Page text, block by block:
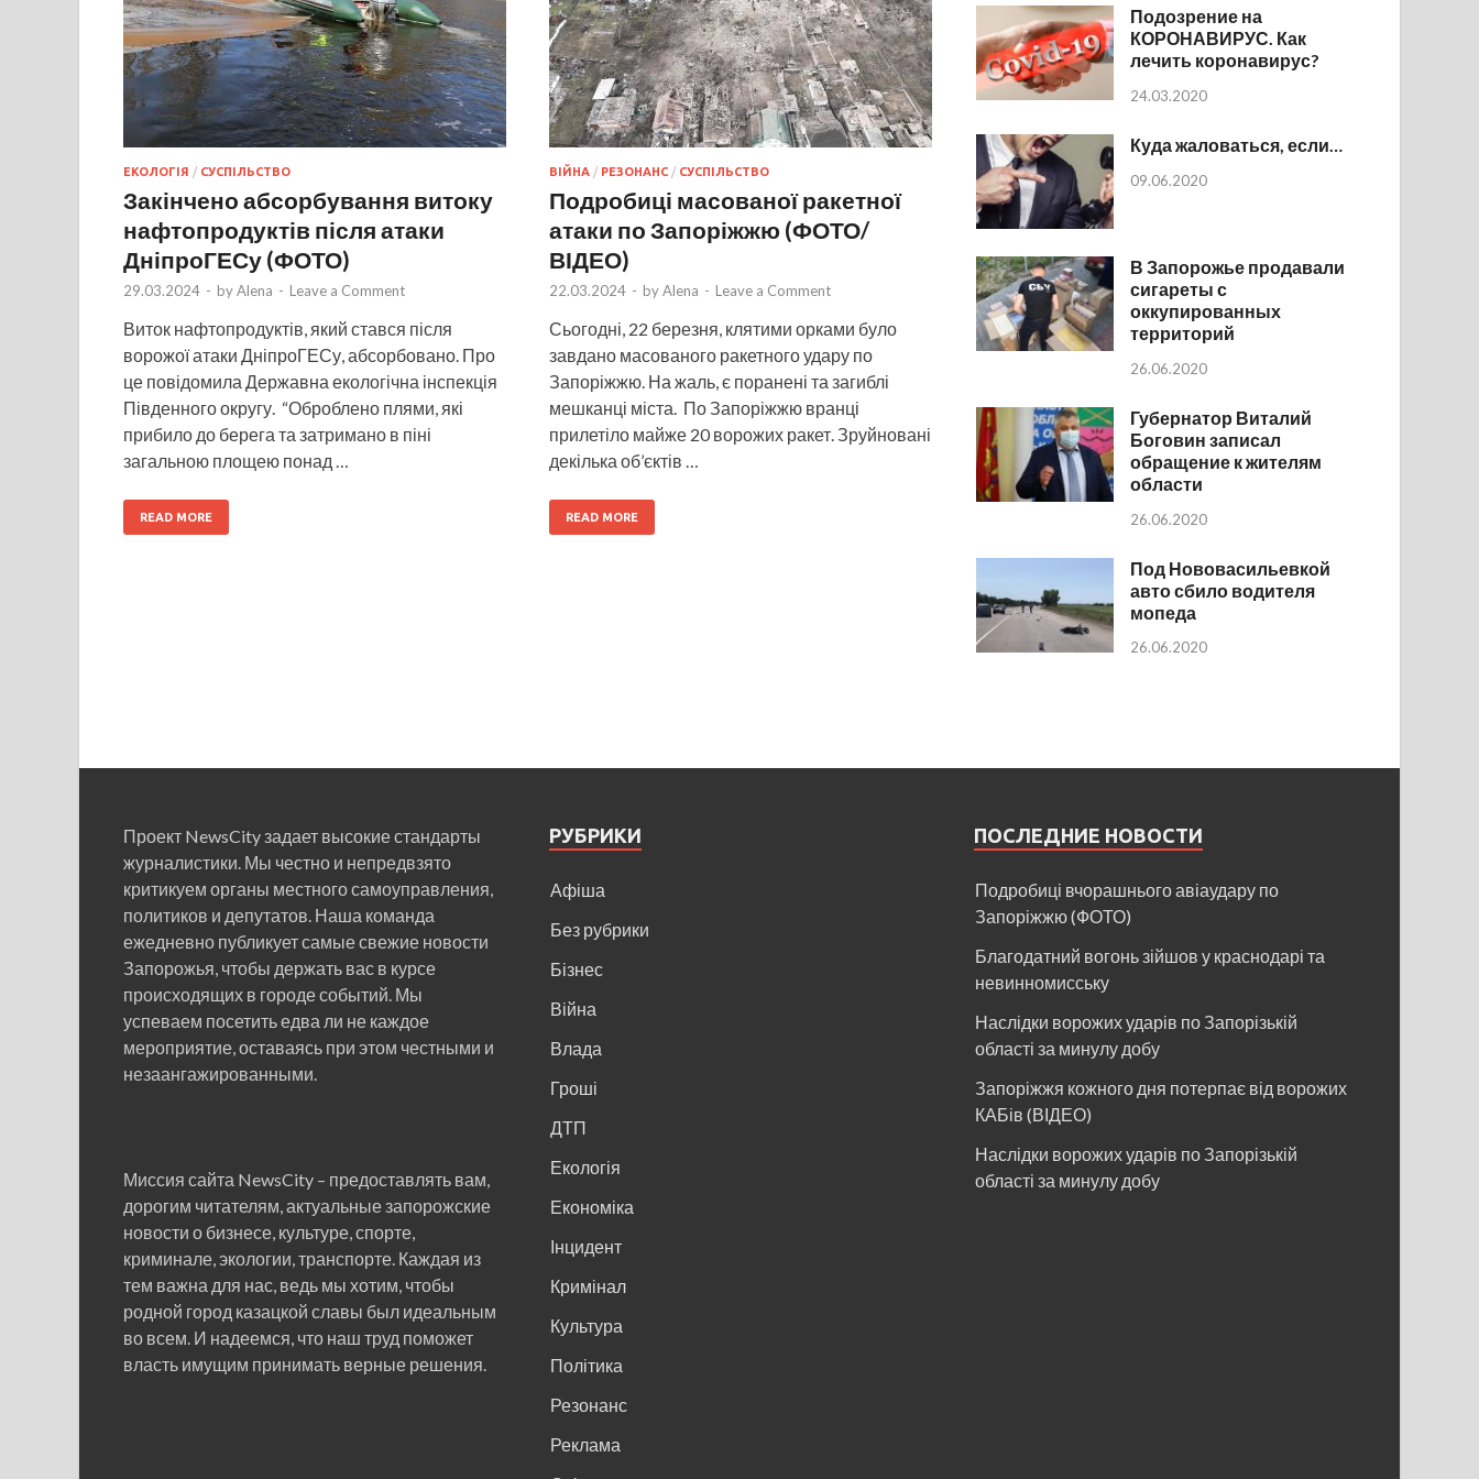
ЕКОЛОГІЯ / СУСПІЛЬСТВО
Закінчено абсорбування витоку
нафтопродуктів після атаки
ДніпроГЕСу (ФОТО)
29.03.2024 - byAlena - Leave a Comment
Виток нафтопродуктів, який стався після
ворожої атаки ДніпроГЕСу, абсорбовано. Про
це повідомила Державна екологічна інспекція
Південного округу. “Оброблено плями, які
прибило до берега та затримано в піні
загальною площею понад …
READ MORE
ВІЙНА / РЕЗОНАНС / СУСПІЛЬСТВО
Подробиці масованої ракетної
атаки по Запоріжжю (ФОТО/
ВІДЕО)
22.03.2024 - byAlena - Leave a Comment
Сьогодні, 22 березня, клятими орками було
завдано масованого ракетного удару по
Запоріжжю. На жаль, є поранені та загиблі
мешканці міста. По Запоріжжю вранці
прилетіло майже 20 ворожих ракет. Зруйновані
декілька об’єктів …
READ MORE
Подозрение на
КОРОНАВИРУС. Как
лечить коронавирус?
24.03.2020
Куда жаловаться, если…
09.06.2020
В Запорожье продавали
сигареты с
оккупированных
территорий
26.06.2020
Губернатор Виталий
Боговин записал
обращение к жителям
области
26.06.2020
Под Нововасильевкой
авто сбило водителя
мопеда
26.06.2020
Проект NewsCity задает высокие стандарты
журналистики. Мы честно и непредвзято
критикуем органы местного самоуправления,
политиков и депутатов. Наша команда
ежедневно публикует самые свежие новости
Запорожья, чтобы держать вас в курсе
происходящих в городе событий. Мы
успеваем посетить едва ли не каждое
мероприятие, оставаясь при этом честными и
незаангажированными.
Миссия сайта NewsCity – предоставлять вам,
дорогим читателям, актуальные запорожские
новости о бизнесе, культуре, спорте,
криминале, экологии, транспорте. Каждая из
тем важна для нас, ведь мы хотим, чтобы
родной город казацкой славы был идеальным
во всем. И надеемся, что наш труд поможет
власть имущим принимать верные решения.
РУБРИКИ
Афіша
Без рубрики
Бізнес
Війна
Влада
Гроші
ДТП
Екологія
Економіка
Інцидент
Кримінал
Культура
Політика
Резонанс
Реклама
ПОСЛЕДНИЕ НОВОСТИ
Подробиці вчорашнього авіаудару по
Запоріжжю (ФОТО)
Благодатний вогонь зійшов у краснодарі та
невинномисську
Наслідки ворожих ударів по Запорізькій
області за минулу добу
Запоріжжя кожного дня потерпає від ворожих
КАБів (ВІДЕО)
Наслідки ворожих ударів по Запорізькій
області за минулу добу